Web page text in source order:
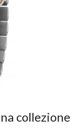
collezione